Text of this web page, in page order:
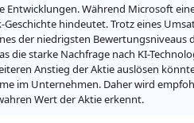
Während Microsoft
hindeutet. Trotz eines
der niedrigsten Bewertungsniveaus
die starke Nachfrage nach KI-
Anstieg der Aktie auslösen
im Unternehmen. Daher wird
Wert der Aktie erkennt.